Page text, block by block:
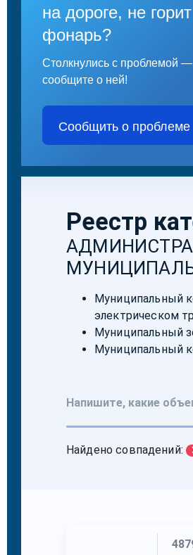
на дороге, не горит
фонарь?
Столкнулись с проблемой —
сообщите о ней!
Сообщить о проблеме